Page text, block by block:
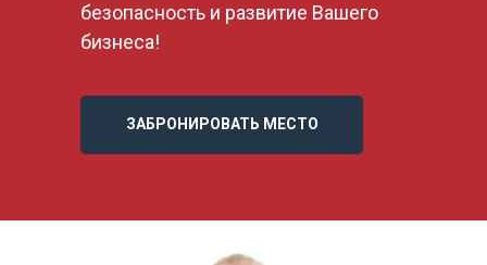
безопасность и развитие Вашего
бизнеса!
ЗАБРОНИРОВАТЬ МЕСТО